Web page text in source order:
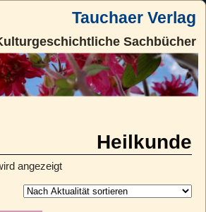
Tauchaer Verlag
Sachbücher
Heilkunde
angezeigt